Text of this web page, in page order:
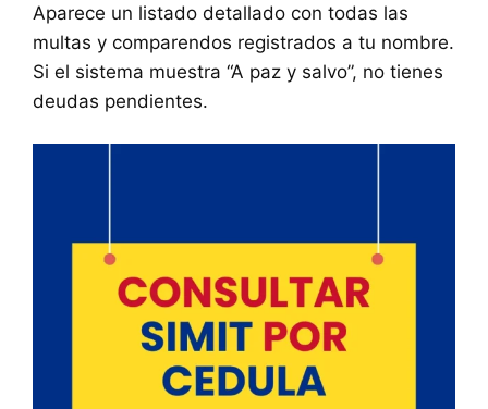
Aparece un listado detallado con todas las
multas y comparendos registrados a tu nombre.
Si el sistema muestra “A paz y salvo”, no tienes
deudas pendientes.